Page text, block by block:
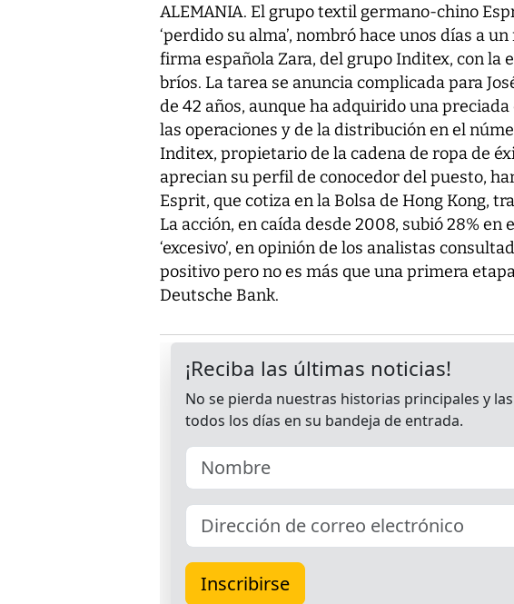
ALEMANIA. El grupo textil germano-chino
‘perdido su alma’, nombró hace unos días a
firma española Zara, del grupo Inditex, con la
bríos. La tarea se anuncia complicada para
de 42 años, aunque ha adquirido una
las operaciones y de la distribución en el
Inditex, propietario de la cadena de ropa de
aprecian su perfil de conocedor del puesto,
Esprit, que cotiza en la Bolsa de Hong Kong,
La acción, en caída desde 2008, subió 28% en
‘excesivo’, en opinión de los analistas
positivo pero no es más que una primera
Deutsche Bank.